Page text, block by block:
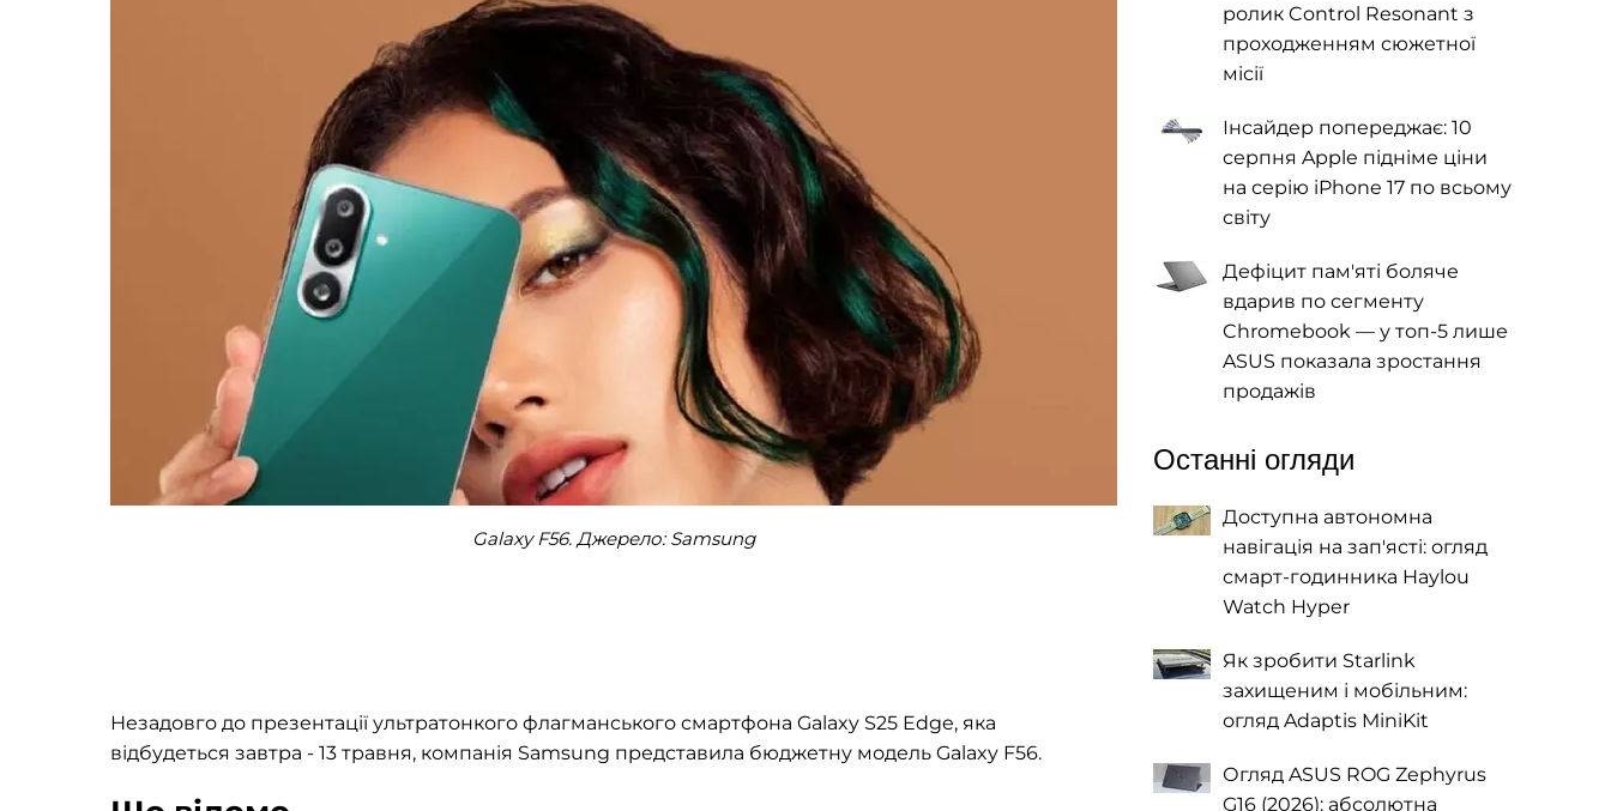
Galaxy F56. Джерело: Samsung
Незадовго до презентації ультратонкого флагманського смартфона Galaxy S25 Edge, яка
відбудеться завтра - 13 травня, компанія Samsung представила бюджетну модель Galaxy F56.
ролик Control Resonant з
проходженням сюжетної
місії
Інсайдер попереджає: 10
серпня Apple підніме ціни
на серію iPhone 17 по всьому
світу
Дефіцит пам'яті боляче
вдарив по сегменту
Chromebook — у топ-5 лише
ASUS показала зростання
продажів
Останні огляди
Доступна автономна
навігація на зап'ясті: огляд
смарт-годинника Haylou
Watch Hyper
Як зробити Starlink
захищеним і мобільним:
огляд Adaptis MiniKit
Огляд ASUS ROG Zephyrus
G16 (2026): абсолютна